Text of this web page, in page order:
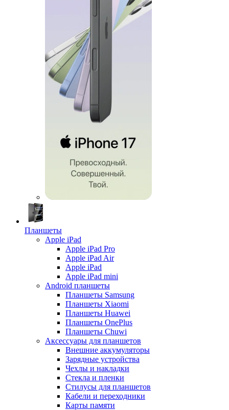
Планшеты
Apple iPad
Apple iPad Pro
Apple iPad Air
Apple iPad
Apple iPad mini
Android планшеты
Планшеты Samsung
Планшеты Xiaomi
Планшеты Huawei
Планшеты OnePlus
Планшеты Chuwi
Аксессуары для планшетов
Внешние аккумуляторы
Зарядные устройства
Чехлы и накладки
Стекла и пленки
Стилусы для планшетов
Кабели и переходники
Карты памяти